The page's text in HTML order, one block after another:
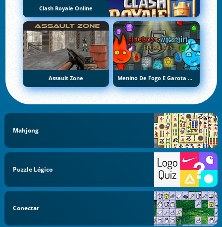
Clash Royale Online
Assault Zone Menino De Fogo E Garota De Água 5: Elementos
Mahjong
Puzzle Lógico
Conectar